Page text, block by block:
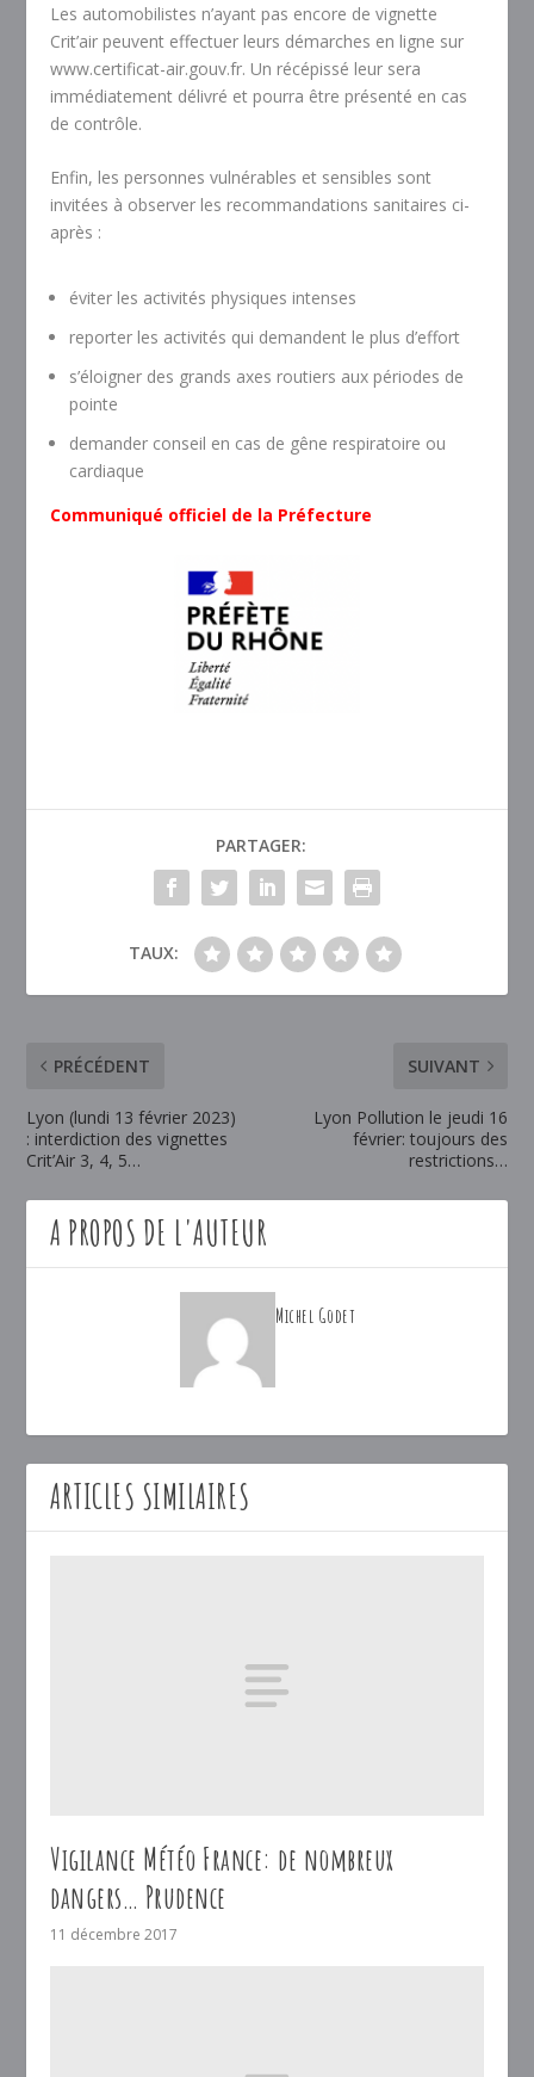
Les automobilistes n’ayant pas encore de vignette
Crit’air peuvent effectuer leurs démarches en ligne sur
www.certificat-air.gouv.fr. Un récépissé leur sera
immédiatement délivré et pourra être présenté en cas
de contrôle.
Enfin, les personnes vulnérables et sensibles sont
invitées à observer les recommandations sanitaires ci-
après :
éviter les activités physiques intenses
reporter les activités qui demandent le plus d’effort
s’éloigner des grands axes routiers aux périodes de
pointe
demander conseil en cas de gêne respiratoire ou
cardiaque
Communiqué officiel de la Préfecture
PARTAGER:
TAUX:
PRÉCÉDENT
Lyon (lundi 13 février 2023)
: interdiction des vignettes
Crit’Air 3, 4, 5…
SUIVANT
Lyon Pollution le jeudi 16
février: toujours des
restrictions…
A PROPOS DE L'AUTEUR
Michel Godet
ARTICLES SIMILAIRES
Vigilance Météo France: de nombreux
dangers… Prudence
11 décembre 2017